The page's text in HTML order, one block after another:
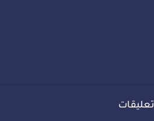
تعليقات